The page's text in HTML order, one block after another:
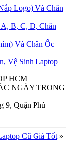
Logo) Và Chân
B, C, D, Chân
Và Chân Ốc
Vệ Sinh Laptop
HCM
NGÀY TRONG
9, Quận Phú
Cũ Giá Tốt »